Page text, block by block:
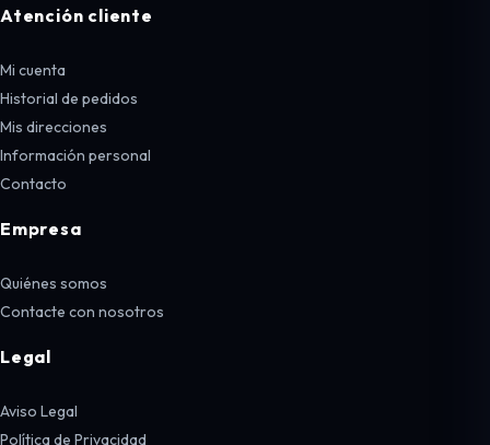
Atención cliente
Mi cuenta
Historial de pedidos
Mis direcciones
Información personal
Contacto
Empresa
Quiénes somos
Contacte con nosotros
Legal
Aviso Legal
Política de Privacidad